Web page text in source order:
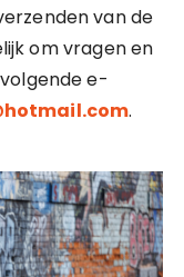
van de
om vragen en
e-
.